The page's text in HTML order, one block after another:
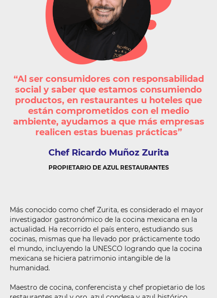
“Al ser consumidores con responsabilidad
social y saber que estamos consumiendo
productos, en restaurantes u hoteles que
están comprometidos con el medio
ambiente, ayudamos a que más empresas
realicen estas buenas prácticas”
Chef Ricardo Muñoz Zurita
PROPIETARIO DE AZUL RESTAURANTES
Más conocido como chef Zurita, es considerado el mayor
investigador gastronómico de la cocina mexicana en la
actualidad. Ha recorrido el país entero, estudiando sus
cocinas, mismas que ha llevado por prácticamente todo
el mundo, incluyendo la UNESCO logrando que la cocina
mexicana se hiciera patrimonio intangible de la
humanidad.
Maestro de cocina, conferencista y chef propietario de los